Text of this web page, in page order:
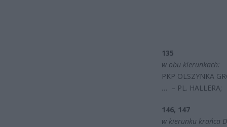
135
w obu kierunkach:
PKP OLSZYNKA
… – PL. HALLERA;
146, 147
w kierunku krańca